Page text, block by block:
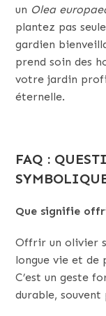
un Olea
plantez pas
gardien
prend soin des
votre jardin
éternelle.
FAQ :
Que signifie
Offrir un olivier
longue vie et de
C’est un geste
durable, souvent